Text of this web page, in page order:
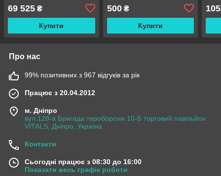
69 525 ₴
Купити
500₴
Купити
Про нас
99% позитивних з 967 відгуків за рік
Працює з 20.04.2012
м. Дніпро
вул.128-а Бригада тероборони 10-Б торговий павільйон
VITALS, Дніпро, Україна
Контакти
Сьогодні працює з 08:30 до 16:00
Показати весь графік роботи